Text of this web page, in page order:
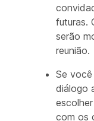
futuras.
serão
reunião.
Se você
diálogo
com os